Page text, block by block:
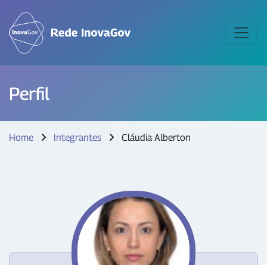
Perfil
Home Integrantes Cláudia Alberton